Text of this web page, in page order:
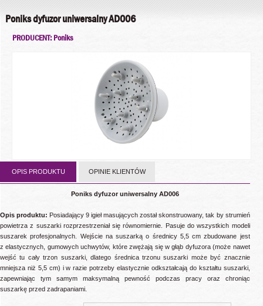
Poniks dyfuzor uniwersalny AD006
PRODUCENT: Poniks
OPIS PRODUKTU OPINIE KLIENTÓW
Poniks dyfuzor uniwersalny AD006
Opis produktu: Posiadający 9 igieł masujących został skonstruowany, tak by strumień
powietrza z suszarki rozprzestrzeniał się równomiernie. Pasuje do wszystkich modeli
suszarek profesjonalnych. Wejście na suszarką o średnicy 5,5 cm zbudowane jest
z elastycznych, gumowych uchwytów, które zwężają się w głąb dyfuzora (może nawet
wejść tu cały trzon suszarki, dlatego średnica trzonu suszarki może być znacznie
mniejsza niż 5,5 cm) i w razie potrzeby elastycznie odkształcają do kształtu suszarki,
zapewniając tym samym maksymalną pewność podczas pracy oraz chroniąc
suszarkę przed zadrapaniami.